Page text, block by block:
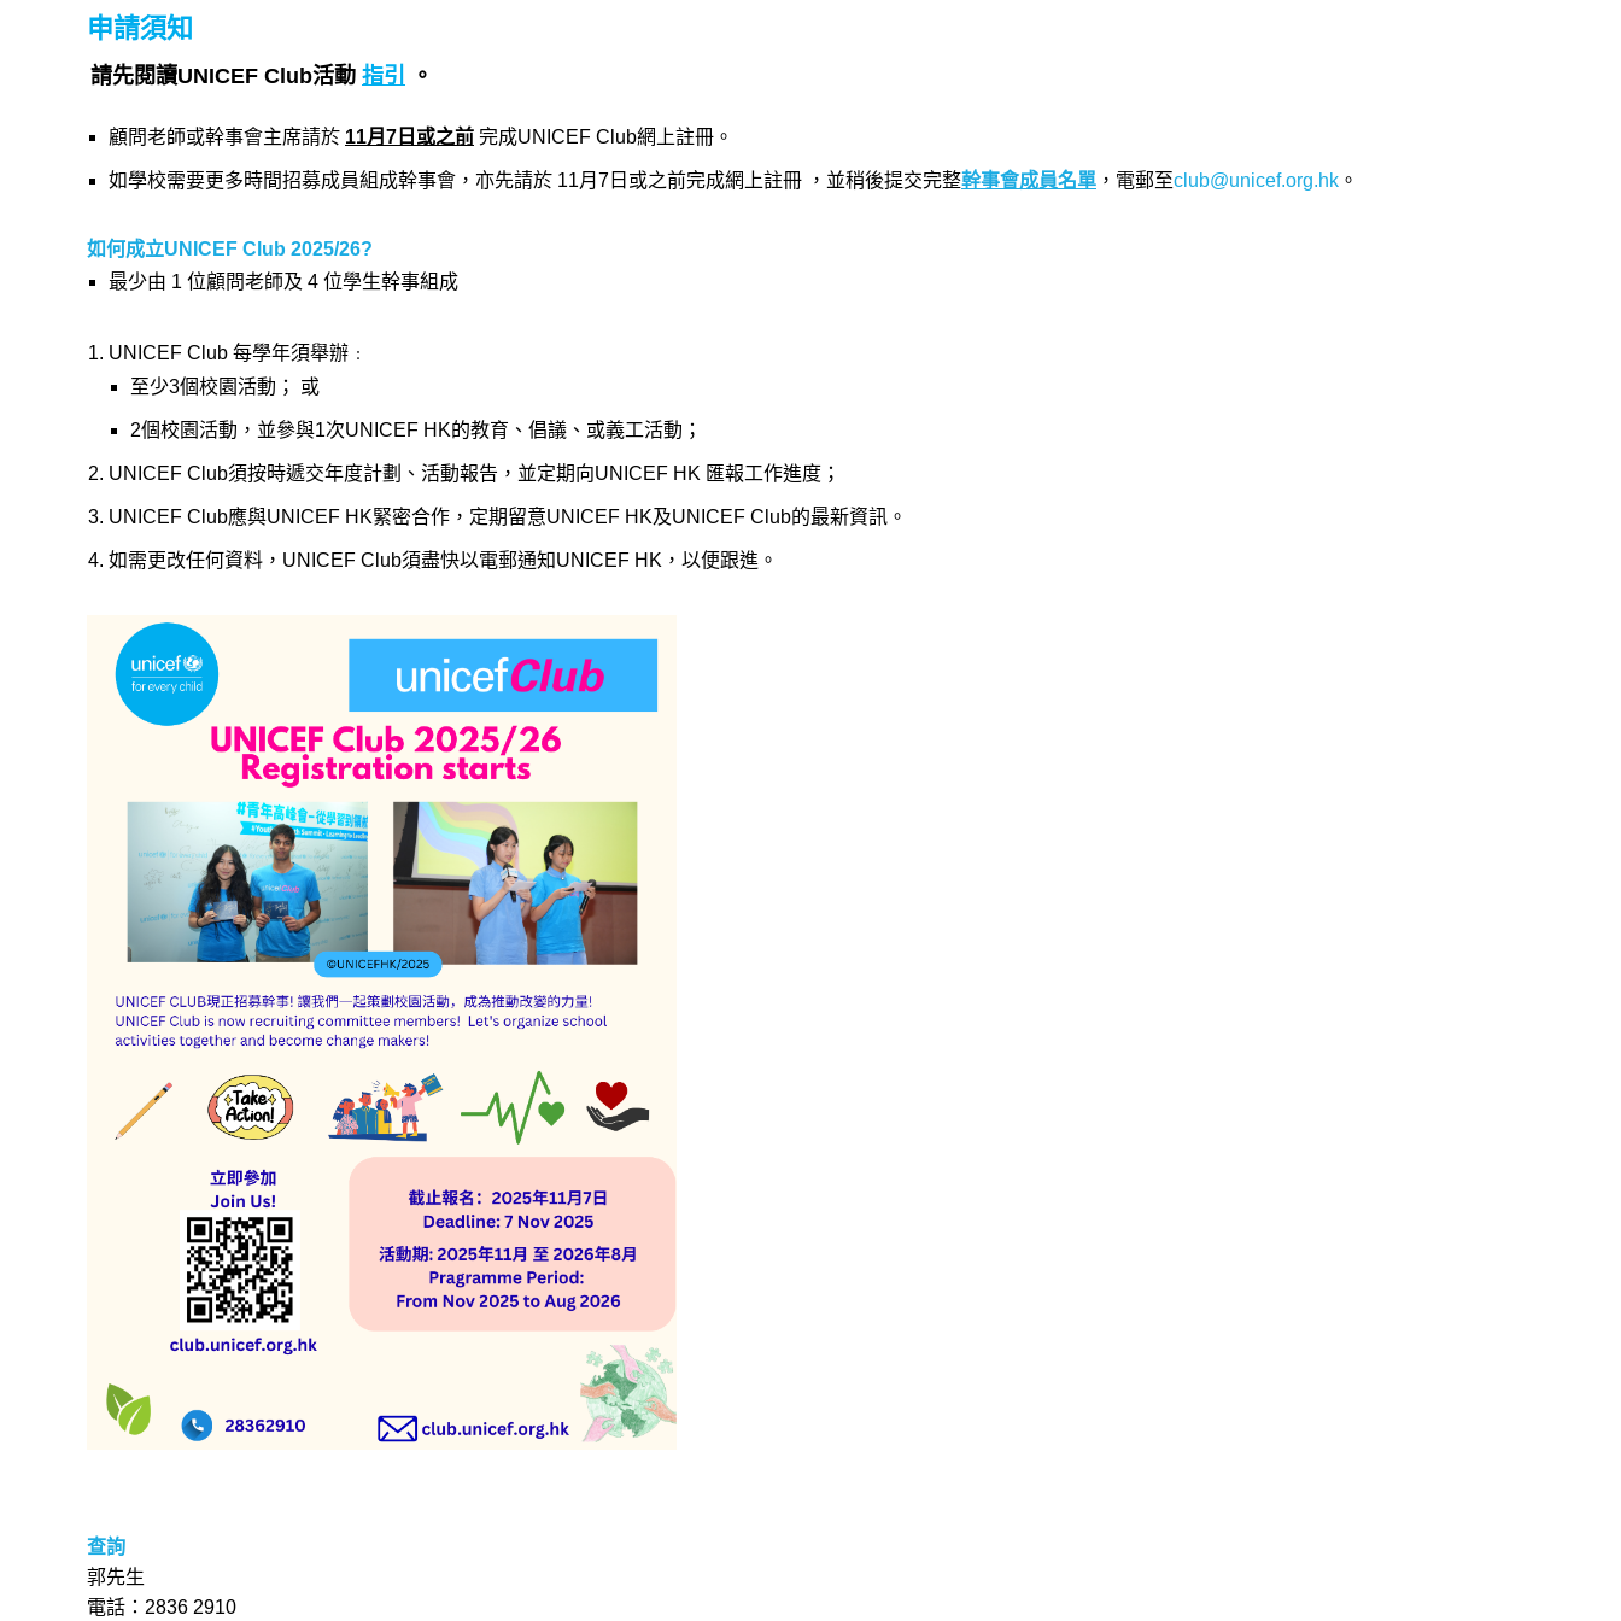
申請須知
請先閱讀UNICEF Club活動 指引 。
顧問老師或幹事會主席請於 11月7日或之前 完成UNICEF Club網上註冊。
如學校需要更多時間招募成員組成幹事會，亦先請於 11月7日或之前完成網上註冊 ，並稍後提交完整幹事會成員名單 ，電郵至club@unicef.org.hk 。
如何成立UNICEF Club 2025/26?
最少由 1 位顧問老師及 4 位學生幹事組成
UNICEF Club 每學年須舉辦﹕
至少3個校園活動； 或
2個校園活動，並參與1次UNICEF HK的教育、倡議、或義工活動；
UNICEF Club須按時遞交年度計劃、活動報告，並定期向UNICEF HK 匯報工作進度；
UNICEF Club應與UNICEF HK緊密合作， 定期留意UNICEF HK及UNICEF Club的最新資訊。
如需更改任何資料，UNICEF Club須盡快以電郵通知UNICEF HK，以便跟進。
查詢
郭先生
電話：2836 2910